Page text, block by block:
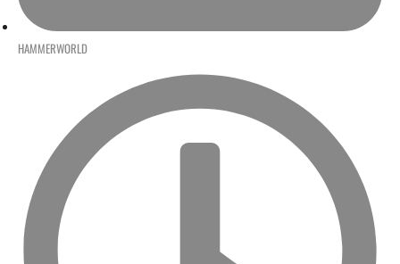
HAMMERWORLD